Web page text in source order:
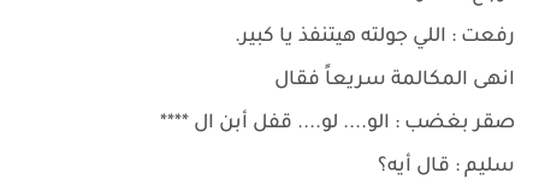
رفعت : اللي جولته هيتنفذ يا كبير.
انهى المكالمة سريعاً فقال
صقر بغضب : الو.... لو.... قفل أبن ال ****
سليم : قال أيه؟